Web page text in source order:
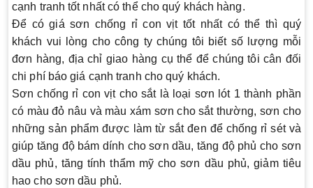
cạnh tranh tốt nhất có thể cho quý khách hàng.
Để có giá sơn chống rỉ con vịt tốt nhất có thể thì quý
khách vui lòng cho công ty chúng tôi biết số lượng mỗi
đơn hàng, địa chỉ giao hàng cụ thể để chúng tôi cân đối
chi phí báo giá cạnh tranh cho quý khách.
Sơn chống rỉ con vịt cho sắtlà loại sơn lót 1 thành phần
có màu đỏ nâu và màu xám sơn cho sắt thường, sơn cho
những sản phẩm được làm từ sắt đen để chống rỉ sét và
giúp tăng độ bám dính cho sơn dầu, tăng độ phủ cho sơn
dầu phủ, tăng tính thẩm mỹ cho sơn dầu phủ, giảm tiêu
hao cho sơn dầu phủ.